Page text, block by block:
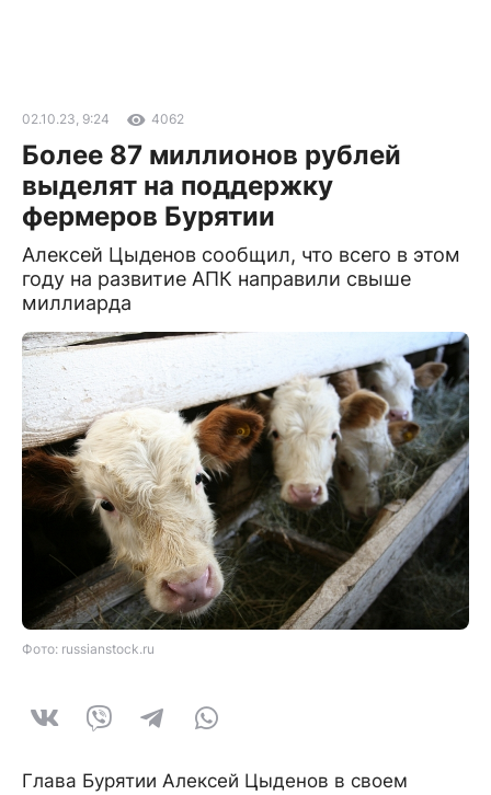
02.10.23, 9:24 4062
Более 87 миллионов рублей
выделят на поддержку
фермеров Бурятии
Алексей Цыденов сообщил, что всего в этом
году на развитие АПК направили свыше
миллиарда
Фото: russianstock.ru
Глава Бурятии Алексей Цыденов в своем